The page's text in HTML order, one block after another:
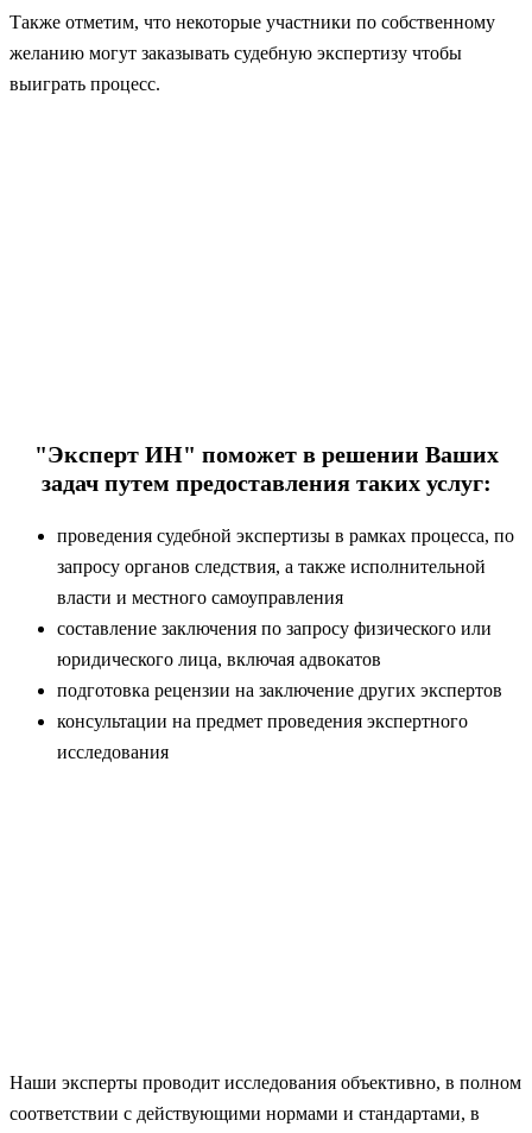
Также отметим, что некоторые участники по собственному
желанию могут заказывать судебную экспертизу чтобы
выиграть процесс.
"Эксперт ИН" поможет в решении Ваших
задач путем предоставления таких услуг:
проведения судебной экспертизы в рамках процесса, по
запросу органов следствия, а также исполнительной
власти и местного самоуправления
составление заключения по запросу физического или
юридического лица, включая адвокатов
подготовка рецензии на заключение других экспертов
консультации на предмет проведения экспертного
исследования
Наши эксперты проводит исследования объективно, в полном
соответствии с действующими нормами и стандартами, в